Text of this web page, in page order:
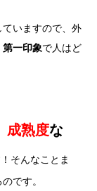
いますので、外
第一印象で人はど
成熟度な
そんなことま
です。